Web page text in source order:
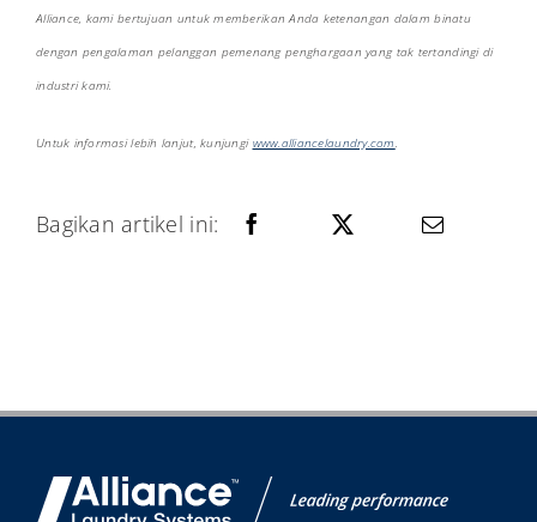
Alliance, kami bertujuan untuk memberikan Anda ketenangan dalam binatu
dengan pengalaman pelanggan pemenang penghargaan yang tak tertandingi di
industri kami.
Untuk informasi lebih lanjut, kunjungi www.alliancelaundry.com.
Bagikan artikel ini: